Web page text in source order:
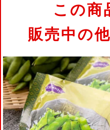
この商
販売中の